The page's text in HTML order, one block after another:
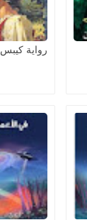
رواية كيبس